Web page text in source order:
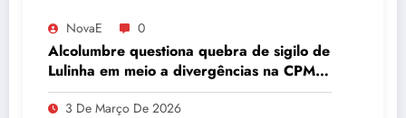
NovaE 0
Alcolumbre questiona quebra de sigilo de
Lulinha em meio a divergências na CPMI
do INSS
3 De Março De 2026